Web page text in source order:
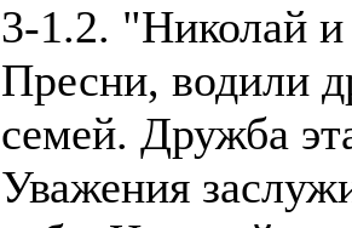
3-1.2. "Николай и
Пресни, водили
семей. Дружба
Уважения